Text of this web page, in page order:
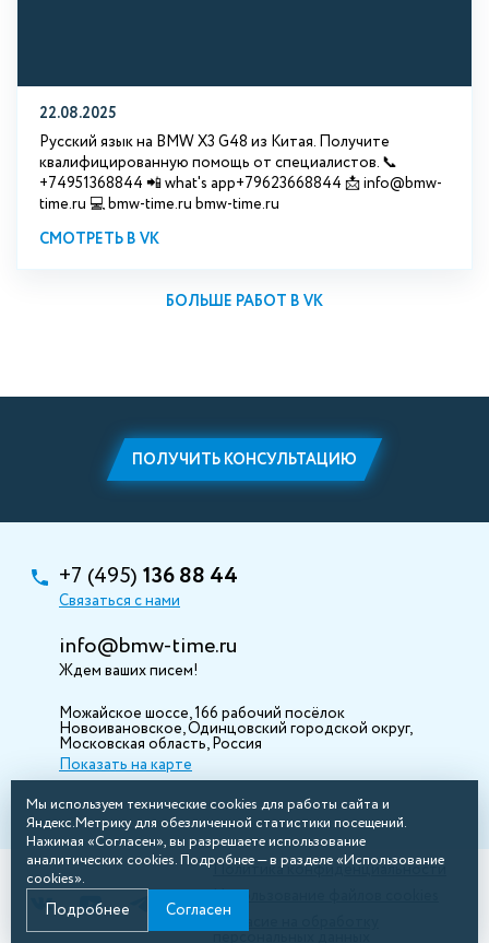
22.08.2025
Русский язык на BMW X3 G48 из Китая. Получите
квалифицированную помощь от специалистов. 📞
+74951368844 📲 what's app+79623668844 📩 info@bmw-
time.ru 💻 bmw-time.ru bmw-time.ru
СМОТРЕТЬ В VK
БОЛЬШЕ РАБОТ В VK
ПОЛУЧИТЬ КОНСУЛЬТАЦИЮ
+7 (495) 136 88 44
Связаться с нами
info@bmw-time.ru
Ждем ваших писем!
Можайское шоссе, 166 рабочий посёлок
Новоивановское, Одинцовский городской округ,
Московская область, Россия
Показать на карте
Политика конфиденциальности
Использование файлов cookies
персональных данных
Мы используем технические cookies для работы сайта и
Яндекс.Метрику для обезличенной статистики посещений.
Нажимая «Согласен», вы разрешаете использование
аналитических cookies. Подробнее — в разделе «Использование
cookies».
Подробнее Согласен